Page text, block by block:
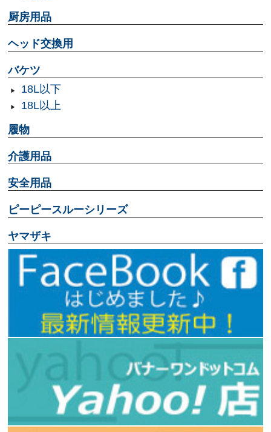
厨房用品
ヘッド交換用
バケツ
18L以下
18L以上
履物
介護用品
安全用品
ピーピースルーシリーズ
ヤマザキ